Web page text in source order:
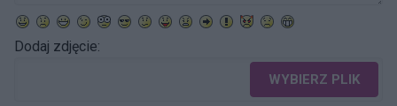
Dodaj zdjęcie:
WYBIERZ PLIK